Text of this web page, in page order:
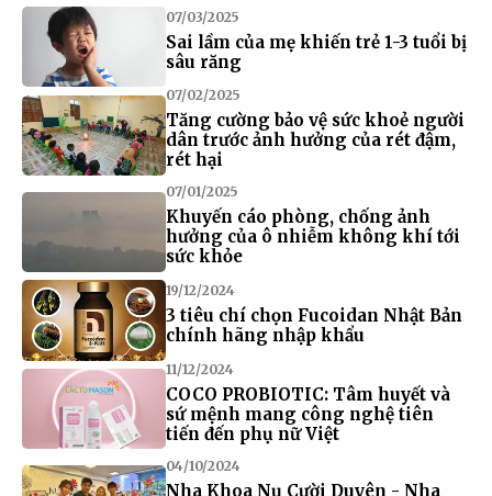
07/03/2025
Sai lầm của mẹ khiến trẻ 1-3 tuổi bị
sâu răng
07/02/2025
Tăng cường bảo vệ sức khoẻ người
dân trước ảnh hưởng của rét đậm,
rét hại
07/01/2025
Khuyến cáo phòng, chống ảnh
hưởng của ô nhiễm không khí tới
sức khỏe
19/12/2024
3 tiêu chí chọn Fucoidan Nhật Bản
chính hãng nhập khẩu
11/12/2024
COCO PROBIOTIC: Tâm huyết và
sứ mệnh mang công nghệ tiên
tiến đến phụ nữ Việt
04/10/2024
Nha Khoa Nụ Cười Duyên - Nha